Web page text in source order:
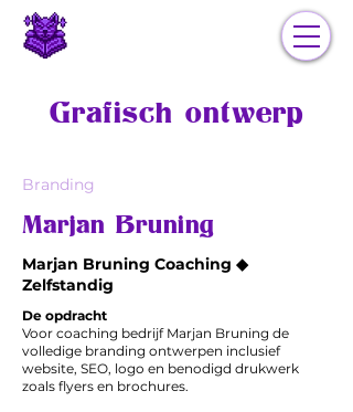
Grafisch ontwerp
Branding
Marjan Bruning
Marjan Bruning Coaching ◆
Zelfstandig
De opdracht
Voor coaching bedrijf Marjan Bruning de
volledige branding ontwerpen inclusief
website, SEO, logo en benodigd drukwerk
zoals flyers en brochures.